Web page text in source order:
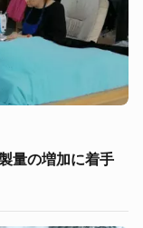
量の増加に着手